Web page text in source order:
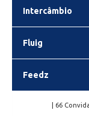
Intercâmbio
Fluig
Feedz
| 66